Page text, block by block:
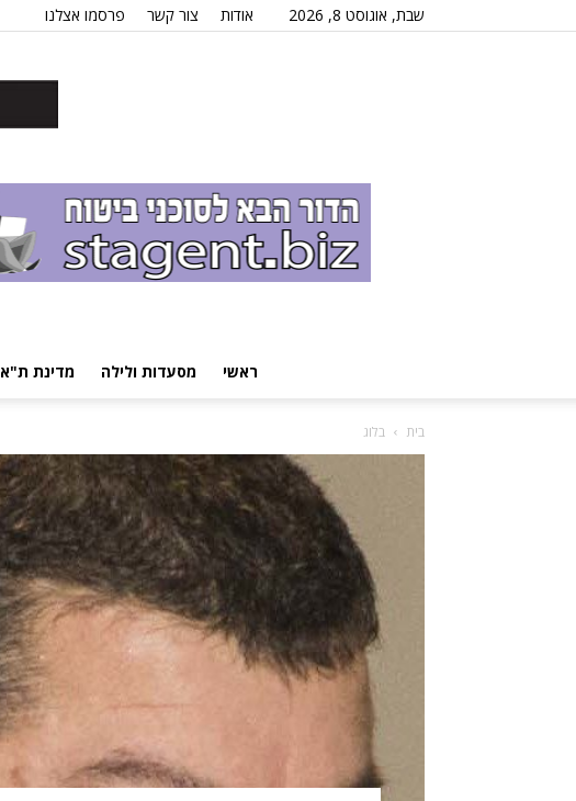
שבת, אוגוסט 8, 2026 אודות צור קשר פרסמו אצלנו
ראשי מסעדות ולילה מדינת ת"א
בית בלוג